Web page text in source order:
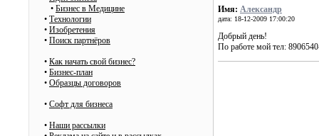
• Бизнес в Медицине
• Технологии
• Изобретения
• Поиск партнёров
• Как начать свой бизнес?
• Бизнес-план
• Образцы договоров
• Cофт для бизнеса
• Наши рассылки
Имя: Александр
дата: 18-12-2009 17:00:20
Добрый день!
По работе мой тел: